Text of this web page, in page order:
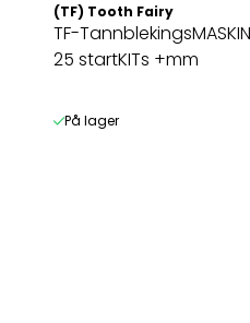
(TF) Tooth Fairy
TF-
25 startKITs +mm
På lager